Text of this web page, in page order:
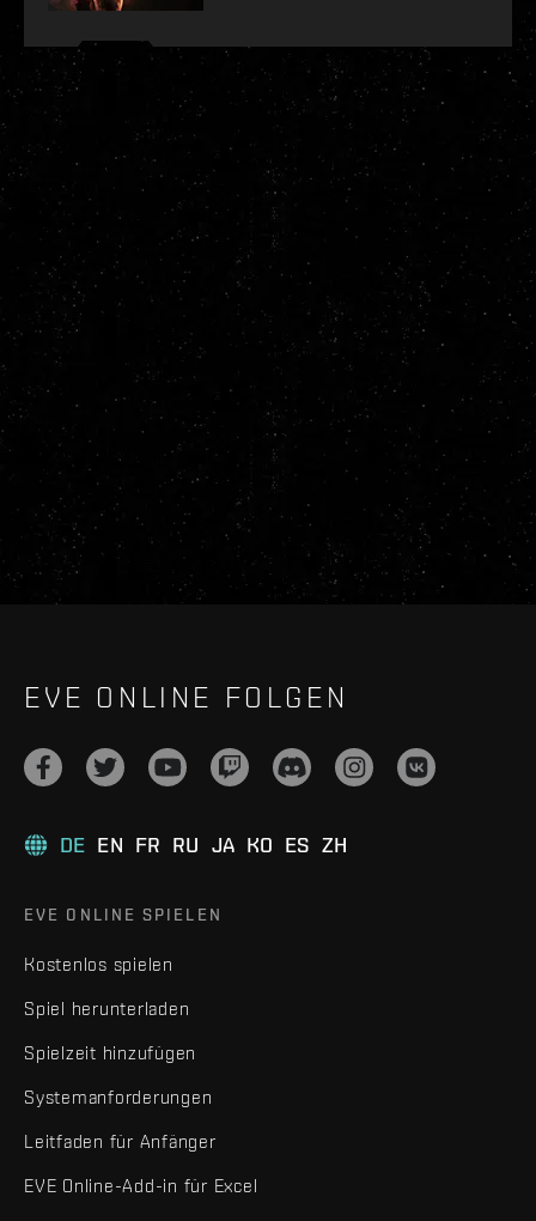
EVE ONLINE FOLGEN
DE EN FR RU JA KO ES ZH
EVE ONLINE SPIELEN
Kostenlos spielen
Spiel herunterladen
Spielzeit hinzufügen
Systemanforderungen
Leitfaden für Anfänger
EVE Online-Add-in für Excel